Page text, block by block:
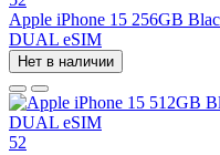
Apple iPhone 15 256GB
DUAL eSIM
Нет в наличии
52